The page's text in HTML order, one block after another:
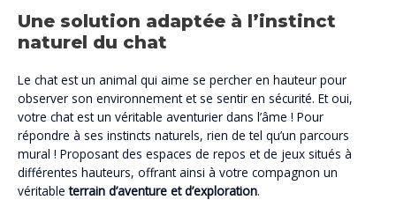
Une solution adaptée à l’instinct
naturel du chat
Le chat est un animal qui aime se percher en hauteur pour
observer son environnement et se sentir en sécurité. Et oui,
votre chat est un véritable aventurier dans l’âme ! Pour
répondre à ses instincts naturels, rien de tel qu’un parcours
mural ! Proposant des espaces de repos et de jeux situés à
différentes hauteurs, offrant ainsi à votre compagnon un
véritableterrain d’aventure et d’exploration.